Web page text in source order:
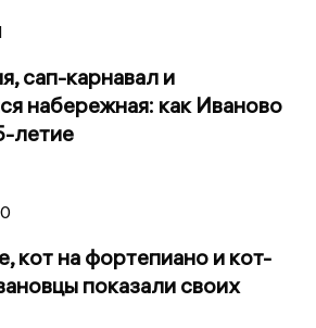
сап-карнавал и
набережная: как Иваново
летие
кот на фортепиано и кот-
показали своих